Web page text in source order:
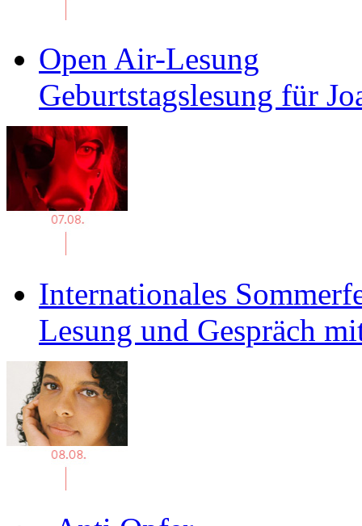
Open Air-Lesung
Geburtstagslesung für
Internationales
Lesung und Gespräch